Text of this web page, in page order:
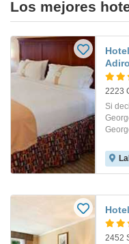
Los mejores
2223
Si
2452